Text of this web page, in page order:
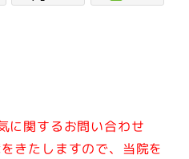
に関するお問い合わせ
きたしますので、当院を